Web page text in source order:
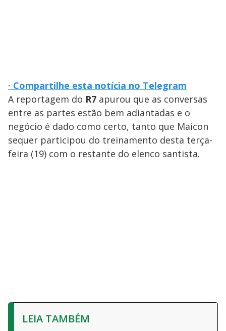
· Compartilhe esta notícia no Telegram
A reportagem do R7 apurou que as conversas
entre as partes estão bem adiantadas e o
negócio é dado como certo, tanto que Maicon
sequer participou do treinamento desta terça-
feira (19) com o restante do elenco santista.
LEIA TAMBÉM